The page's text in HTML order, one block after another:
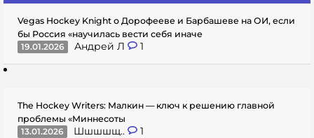
Vegas Hockey Knight о Дорофееве и Барбашеве на ОИ, если
бы Россия «научилась вести себя иначе
19.01.2026
Андрей Л 1
The Hockey Writers: Малкин — ключ к решению главной
проблемы «Миннесоты
13.01.2026
Шшшшщ.. 1